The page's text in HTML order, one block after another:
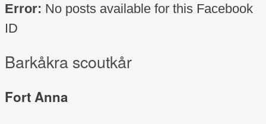
Error: No posts available for this Facebook
ID
Barkåkra scoutkår
Fort Anna